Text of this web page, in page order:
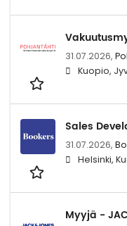
31.07.2026,
Kuopio,
Sales
31.07.2026,
Helsinki,
Myyjä -